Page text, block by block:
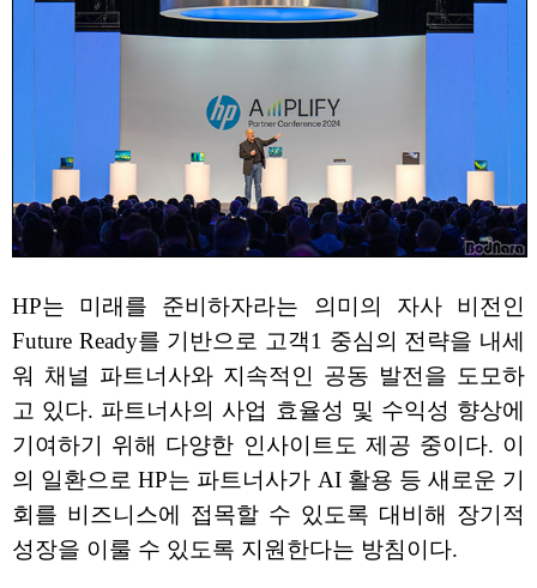
HP는 미래를 준비하자라는 의미의 자사 비전인
Future Ready를 기반으로 고객1 중심의 전략을 내세
워 채널 파트너사와 지속적인 공동 발전을 도모하
고 있다. 파트너사의 사업 효율성 및 수익성 향상에
기여하기 위해 다양한 인사이트도 제공 중이다. 이
의 일환으로 HP는 파트너사가 AI 활용 등 새로운 기
회를 비즈니스에 접목할 수 있도록 대비해 장기적
성장을 이룰 수 있도록 지원한다는 방침이다.